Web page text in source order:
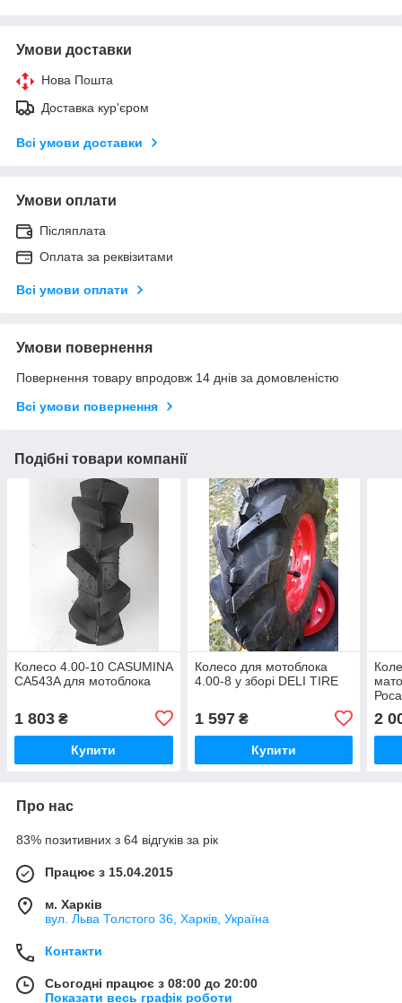
Умови доставки
Нова Пошта
Доставка кур'єром
Всі умови доставки
Умови оплати
Післяплата
Оплата за реквізитами
Всі умови оплати
Умови повернення
Повернення товару впродовж 14 днів за домовленістю
Всі умови повернення
Подібні товари компанії
Колесо 4.00-10 CASUMINA
CA543A для мотоблока
1 803 ₴
Купити
Колесо для мотоблока
4.00-8 у зборі DELI TIRE
1 597₴
Купити
2
Про нас
83% позитивних з 64 відгуків за рік
Працює з 15.04.2015
м. Харків
вул. Льва Толстого 36, Харків, Україна
Контакти
Сьогодні працює з 08:00 до 20:00
Показати весь графік роботи